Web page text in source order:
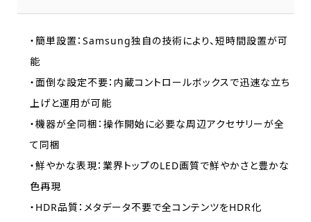
・簡単設置：Samsung独自の技術により、短時間設置が可
能
・面倒な設定不要：内蔵コントロールボックスで迅速な立ち
上げと運用が可能
・機器が全同梱：操作開始に必要な周辺アクセサリーが全
て同梱
・鮮やかな表現：業界トップのLED画質で鮮やかさと豊かな
色再現
・HDR品質：メタデータ不要で全コンテンツをHDR化